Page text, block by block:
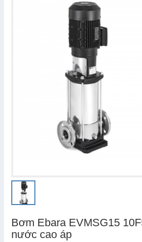
BƠM CHÌM EBARA BEST
BƠM EBARA CMA VÀ CMB
Bơm Ebara EVMSG15
nước cao áp